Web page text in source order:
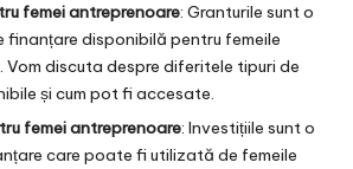
femei antreprenoare: Granturile sunt o
finanțare disponibilă pentru femeile
Vom discuta despre diferitele tipuri de
și cum pot fi accesate.
femei antreprenoare: Investițiile sunt o
care poate fi utilizată de femeile